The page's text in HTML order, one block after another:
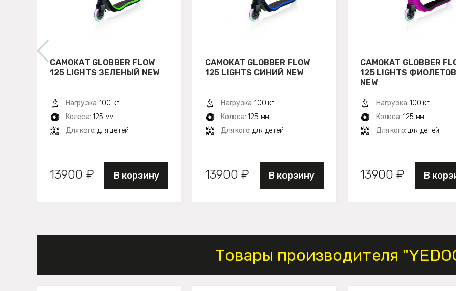
САМОКАТ GLOBBER FLOW
125 LIGHTS ЗЕЛЕНЫЙ NEW
Нагрузка: 100 кг
Колеса: 125 мм
Для кого: для детей
13900 ₽ В корзину
САМОКАТ GLOBBER FLOW
125 LIGHTS СИНИЙ NEW
Нагрузка: 100 кг
Колеса: 125 мм
Для кого: для детей
13900 ₽ В корзину
САМОКАТ GLOBBER
125 LIGHTS
NEW
Нагрузка: 100 кг
Колеса: 125 мм
Для кого: для детей
13900 ₽ В
Товары производителя